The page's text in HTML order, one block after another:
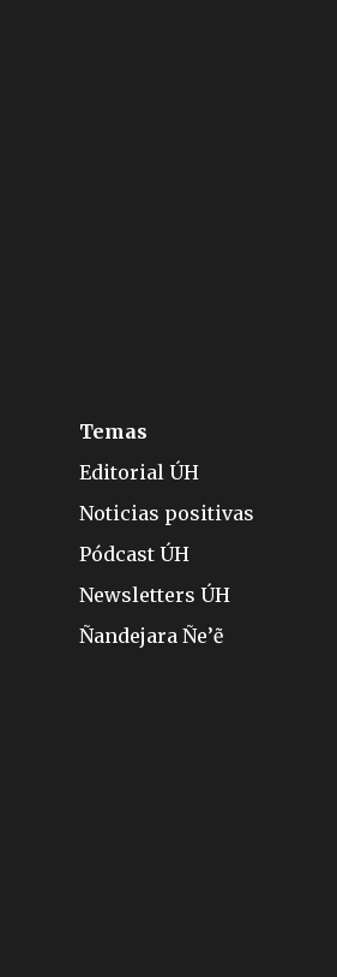
Temas
Editorial ÚH
Noticias positivas
Pódcast ÚH
Newsletters ÚH
Ñandejara Ñe’ẽ